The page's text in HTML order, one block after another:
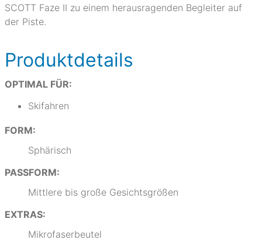
SCOTT Faze II zu einem herausragenden Begleiter auf
der Piste.
Produktdetails
OPTIMAL FÜR:
Skifahren
FORM:
Sphärisch
PASSFORM:
Mittlere bis große Gesichtsgrößen
EXTRAS:
Mikrofaserbeutel